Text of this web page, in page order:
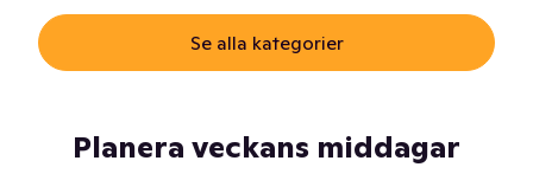
Se alla kategorier
Planera veckans middagar